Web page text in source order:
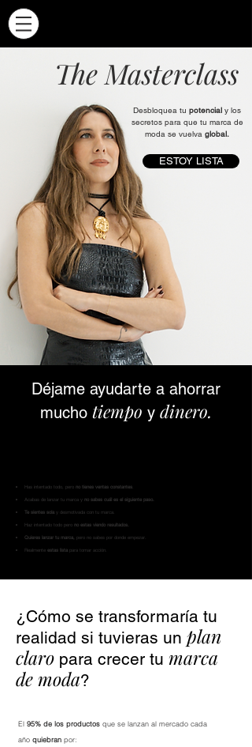
The Masterclass
Desbloquea tu potencial y los
secretos para que tu marca de
moda se vuelva global.
ESTOY LISTA
Déjame ayudarte a ahorrar
mucho tiempo y dinero.
Has intentado todo, pero no tienes ventas constantes
Acabas de lanzar tu marca y no sabes cuál es el siguiente paso.
Te sientes sola y desmotivada con tu marca.
Haz intentado todo pero no estas viendo resultados.
Quieres lanzar tu marca, pero no sabes por donde empezar.
Realmente estas lista para tomar acción.
¿Cómo se transformaría tu
realidad si tuvieras un plan
claro para crecer tu marca
de moda?
El 95% de los productos que se lanzan al mercado cada
año quiebran por: